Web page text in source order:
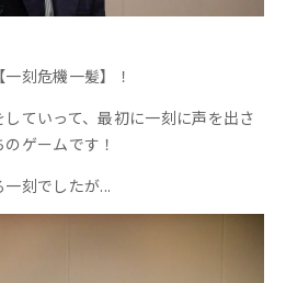
刻危機一髪】！
ていって、最初に一刻に声を出さ
ゲームです！
刻でしたが...